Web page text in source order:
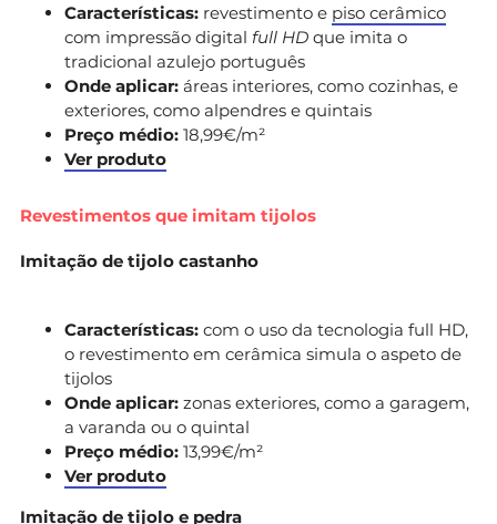
Características: revestimento e piso cerâmico
com impressão digital full HD que imita o
tradicional azulejo português
Onde aplicar: áreas interiores, como cozinhas, e
exteriores, como alpendres e quintais
Preço médio: 18,99€/m²
Ver produto
Revestimentos que imitam tijolos
Imitação de tijolo castanho
Características: com o uso da tecnologia full HD,
o revestimento em cerâmica simula o aspeto de
tijolos
Onde aplicar: zonas exteriores, como a garagem,
a varanda ou o quintal
Preço médio: 13,99€/m²
Ver produto
Imitação de tijolo e pedra